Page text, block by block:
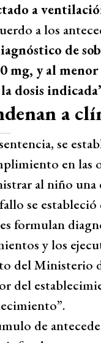
a
a los
de
mg, y al
la dosis
a
se
en las
al niño una
se
formulan
y los
del Ministerio
del
de